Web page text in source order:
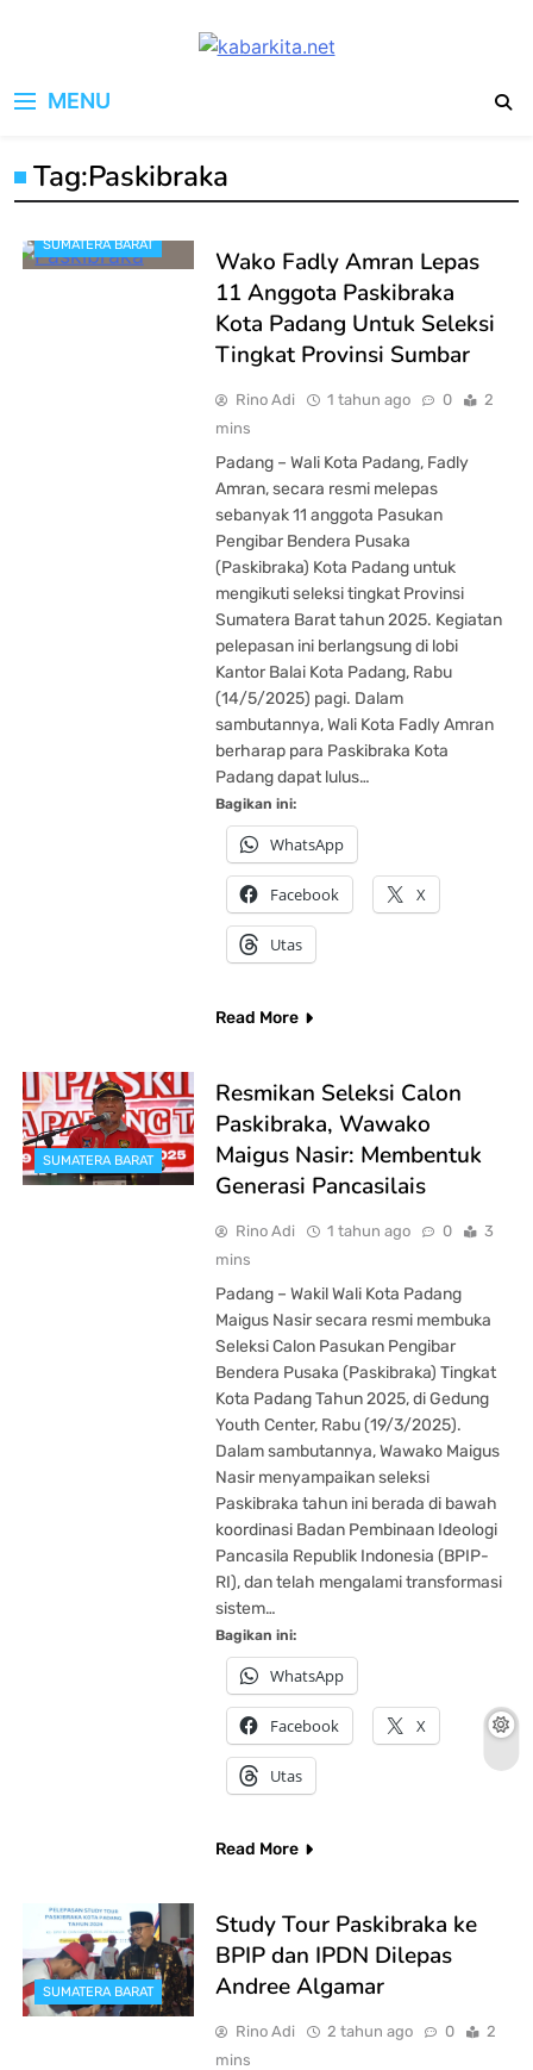
MENU
Tag:Paskibraka
SUMATERA BARAT
Wako Fadly Amran Lepas
11 Anggota Paskibraka
Kota Padang Untuk Seleksi
Tingkat Provinsi Sumbar
Rino Adi 1 tahun ago 0
2
mins
Padang – Wali Kota Padang, Fadly
Amran, secara resmi melepas
sebanyak 11 anggota Pasukan
Pengibar Bendera Pusaka
(Paskibraka) Kota Padang untuk
mengikuti seleksi tingkat Provinsi
Sumatera Barat tahun 2025. Kegiatan
pelepasan ini berlangsung di lobi
Kantor Balai Kota Padang, Rabu
(14/5/2025) pagi. Dalam
sambutannya, Wali Kota Fadly Amran
berharap para Paskibraka Kota
Padang dapat lulus…
Bagikan ini:
WhatsApp
Facebook X
Utas
Read More
SUMATERA BARAT
Resmikan Seleksi Calon
Paskibraka, Wawako
Maigus Nasir: Membentuk
Generasi Pancasilais
Rino Adi 1 tahun ago 0
3
mins
Padang – Wakil Wali Kota Padang
Maigus Nasir secara resmi membuka
Seleksi Calon Pasukan Pengibar
Bendera Pusaka (Paskibraka) Tingkat
Kota Padang Tahun 2025, di Gedung
Youth Center, Rabu (19/3/2025).
Dalam sambutannya, Wawako Maigus
Nasir menyampaikan seleksi
Paskibraka tahun ini berada di bawah
koordinasi Badan Pembinaan Ideologi
Pancasila Republik Indonesia (BPIP-
RI), dan telah mengalami transformasi
sistem…
Bagikan ini:
WhatsApp
Facebook X
Utas
Read More
SUMATERA BARAT
Study Tour Paskibraka ke
BPIP dan IPDN Dilepas
Andree Algamar
Rino Adi 2 tahun ago 0
2
mins